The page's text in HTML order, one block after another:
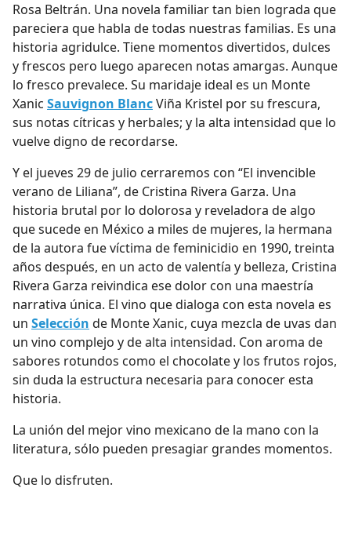
Rosa Beltrán. Una novela familiar tan bien lograda que
pareciera que habla de todas nuestras familias. Es una
historia agridulce. Tiene momentos divertidos, dulces
y frescos pero luego aparecen notas amargas. Aunque
lo fresco prevalece. Su maridaje ideal es un Monte
Xanic Sauvignon BlancViña Kristel por su frescura,
sus notas cítricas y herbales; y la alta intensidad que lo
vuelve digno de recordarse.
Y el jueves 29 de julio cerraremos con “El invencible
verano de Liliana”, de Cristina Rivera Garza. Una
historia brutal por lo dolorosa y reveladora de algo
que sucede en México a miles de mujeres, la hermana
de la autora fue víctima de feminicidio en 1990, treinta
años después, en un acto de valentía y belleza, Cristina
Rivera Garza reivindica ese dolor con una maestría
narrativa única. El vino que dialoga con esta novela es
un Selección de Monte Xanic, cuya mezcla de uvas dan
un vino complejo y de alta intensidad. Con aroma de
sabores rotundos como el chocolate y los frutos rojos,
sin duda la estructura necesaria para conocer esta
historia.
La unión del mejor vino mexicano de la mano con la
literatura, sólo pueden presagiar grandes momentos.
Que lo disfruten.